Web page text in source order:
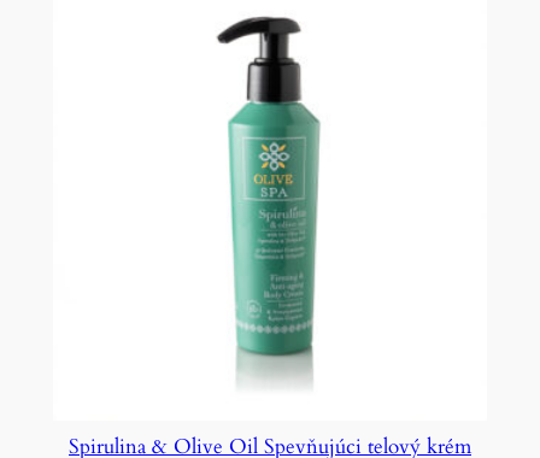
Spirulina & Olive Oil Spevňujúci telový krém